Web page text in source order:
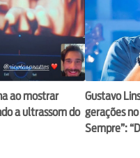
ao mostrar
a ultrassom do
Gustavo
gerações
Sempre”: